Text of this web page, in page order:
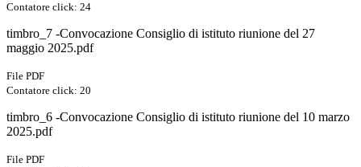
Contatore click: 24
timbro_7 -Convocazione Consiglio di istituto riunione del 27
maggio 2025.pdf
File PDF
Contatore click: 20
timbro_6 -Convocazione Consiglio di istituto riunione del 10 marzo
2025.pdf
File PDF